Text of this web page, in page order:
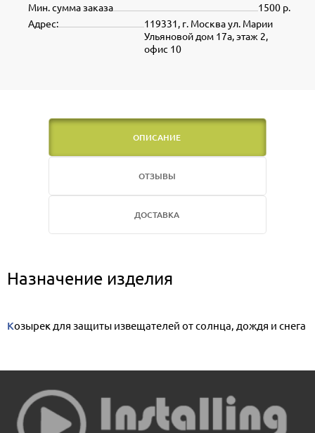
1500 р.
Мин. сумма заказа
119331, г. Москва ул. Марии
Ульяновой дом 17а, этаж 2,
офис 10
Адрес:
ОПИСАНИЕ
ОТЗЫВЫ
ДОСТАВКА
Назначение изделия
Козырек для защиты извещателей от солнца, дождя и снега